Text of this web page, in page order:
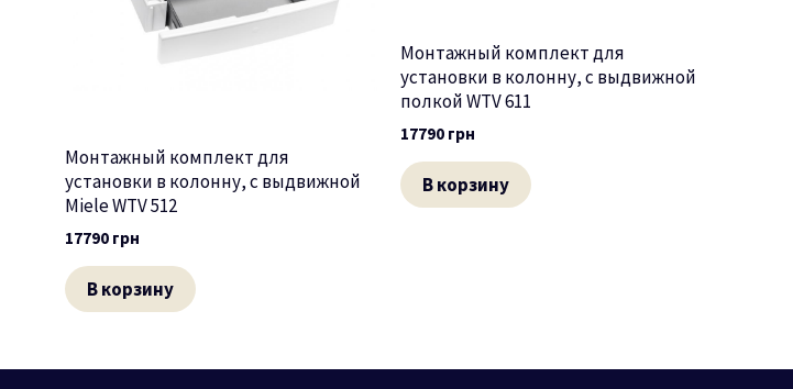
Монтажный комплект для
установки в колонну, с выдвижной
Miele WTV 512
17790 грн
В корзину
Монтажный комплект для
установки в колонну, с выдвижной
полкой WTV 611
17790 грн
В корзину